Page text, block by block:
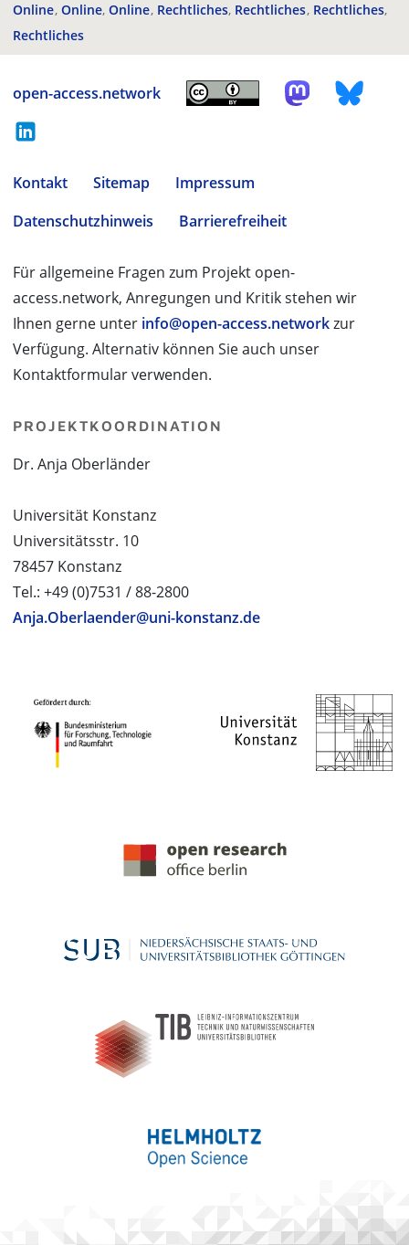
Online Online Online Rechtliches Rechtliches Rechtliches
Rechtliches
open-access.network
Kontakt Sitemap
Impressum
Datenschutzhinweis
Barrierefreiheit
Für allgemeine Fragen zum Projekt open-
access.network, Anregungen und Kritik stehen wir
Ihnen gerne unter info@open-access.networkzur
Verfügung. Alternativ können Sie auch unser
Kontaktformular verwenden.
PROJEKTKOORDINATION
Dr. Anja Oberländer
Universität Konstanz
Universitätsstr. 10
78457 Konstanz
Tel.: +49 (0)7531 / 88-2800
Anja.Oberlaender@uni-konstanz.de